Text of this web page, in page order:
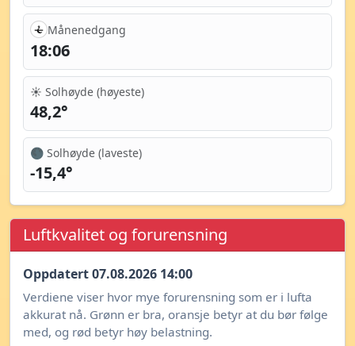
Månenedgang
18:06
☀️ Solhøyde (høyeste)
48,2°
🌑 Solhøyde (laveste)
-15,4°
Luftkvalitet og forurensning
Oppdatert 07.08.2026 14:00
Verdiene viser hvor mye forurensning som er i lufta
akkurat nå. Grønn er bra, oransje betyr at du bør følge
med, og rød betyr høy belastning.